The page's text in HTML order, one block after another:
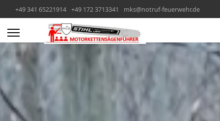
+49 341 65221914 +49 172 3713341 mks@notruf-feuerwehr.de